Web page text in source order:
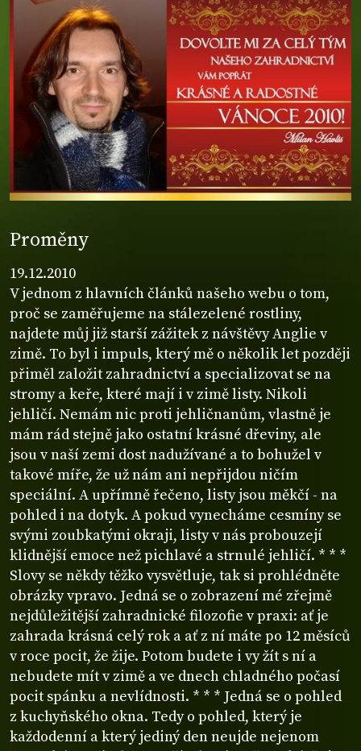
Proměny
19.12.2010
V jednom z hlavních článků našeho webu o tom,
proč se zaměřujeme na stálezelené rostliny,
najdete můj již starší zážitek z návštěvy Anglie v
zimě. To byl i impuls, který mě o několik let později
přiměl založit zahradnictví a specializovat se na
stromy a keře, které mají i v zimě listy. Nikoli
jehličí. Nemám nic proti jehličnanům, vlastně je
mám rád stejně jako ostatní krásné dřeviny, ale
jsou v naší zemi dost nadužívané a to bohužel v
takové míře, že už nám ani nepřijdou ničím
speciální. A upřímně řečeno, listy jsou měkčí - na
pohled i na dotyk. A pokud vynecháme cesmíny se
svými zoubkatými okraji, listy v nás probouzejí
klidnější emoce než pichlavé a strnulé jehličí. * * *
Slovy se někdy těžko vysvětluje, tak si prohlédněte
obrázky vpravo. Jedná se o zobrazení mé zřejmě
nejdůležitější zahradnické filozofie v praxi: ať je
zahrada krásná celý rok a ať z ní máte po 12 měsíců
v roce pocit, že žije. Potom budete i vy žít s ní a
nebudete mít v zimě a ve dnech chladného počasí
pocit spánku a nevlídnosti. * * * Jedná se o pohled
z kuchyňského okna. Tedy o pohled, který je
každodenní a který jediný den neujde nejenom